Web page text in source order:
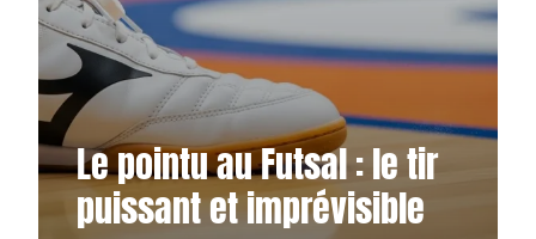
Le pointu au Futsal : le tir
puissant et imprévisible